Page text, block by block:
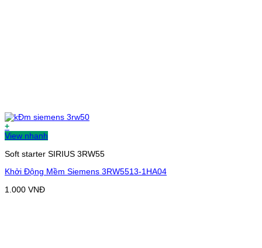
+
View nhanh
Soft starter SIRIUS 3RW55
Khởi Động Mềm Siemens 3RW5513-1HA04
1.000 VNĐ